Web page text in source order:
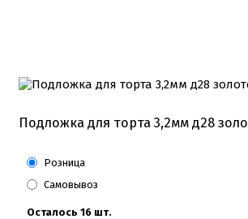
Подложка для торта 3,2мм д28
Розница
Самовывоз
Осталось 16 шт.